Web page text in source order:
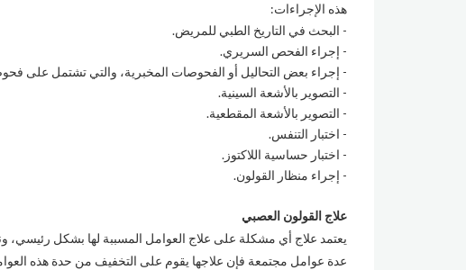
هذه الإجراءات:
البحث في التاريخ الطبي للمريض.
إجراء الفحص السريري.
إجراء بعض التحاليل أو الفحوصات المخبرية، والتي تشتمل على
التصوير بالأشعة السينية.
التصوير بالأشعة المقطعية.
اختبار التنفس.
اختبار حساسية اللاكتوز.
إجراء منظار القولون.
علاج القولون العصبي
يعتمد علاج أي مشكلة على علاج العوامل المسببة لها بشكل رئيسي،
عدة عوامل مجتمعة فإن علاجها يقوم على التخفيف من حدة هذه